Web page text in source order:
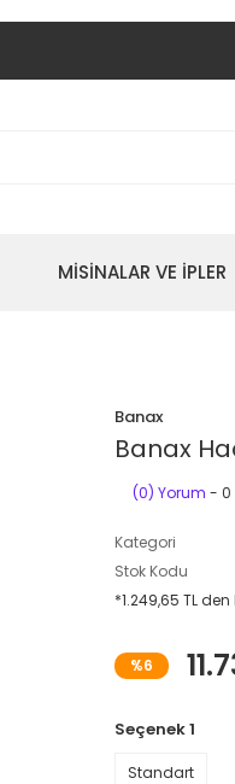
MİSİNALAR VE İPLER
Banax
Banax
(0) Yorum - 0
Kategori
Stok Kodu
*1.249,65 TL
%6
Seçenek 1
Standart